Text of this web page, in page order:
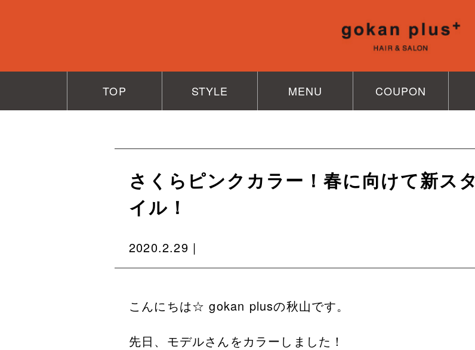
TOP STYLE MENU COUPON
さくらピンクカラー！春に向けて新スタ
イル！
2020.2.29 |
こんにちは☆ gokan plusの秋山です。
先日、モデルさんをカラーしました！